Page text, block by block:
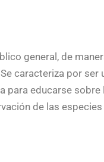
general, de
caracteriza por
educarse
de las